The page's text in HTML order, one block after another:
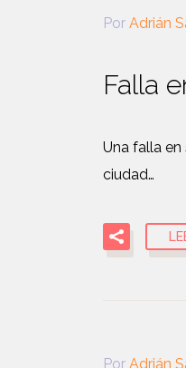
Por Adrián
Falla
Una falla
ciudad…
Por Adrián